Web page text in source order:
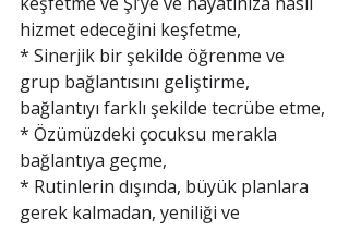
hizmet edeceğini keşfetme,
* Sinerjik bir şekilde öğrenme ve
grup bağlantısını geliştirme,
bağlantıyı farklı şekilde tecrübe etme,
* Özümüzdeki çocuksu merakla
bağlantıya geçme,
* Rutinlerin dışında, büyük planlara
gerek kalmadan, yeniliği ve